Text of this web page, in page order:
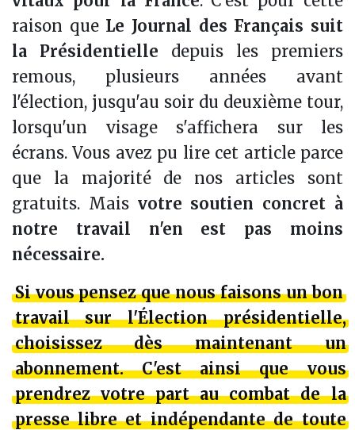
raison que Le Journal des Français suit
la Présidentielle depuis les premiers
remous, plusieurs années avant
l'élection, jusqu'au soir du deuxième tour,
lorsqu'un visage s'affichera sur les
écrans. Vous avez pu lire cet article parce
que la majorité de nos articles sont
gratuits. Mais votre soutien concret à
notre travail n'en est pas moins
nécessaire.
Si vous pensez quenous faisons un bon
travail sur l'Élection présidentielle,
choisissez dès maintenant un
abonnement. C'est ainsi quevous
prendrez votre partau combat de la
presse libre et indépendante de toute